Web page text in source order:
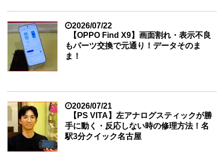
2026/07/22
【OPPO Find X9】画面割れ・表示不良
もパーツ交換で元通り！データそのま
ま！
2026/07/21
【PS VITA】左アナログスティックが勝
手に動く・反応しない時の修理方法！名
駅3分クイック名古屋